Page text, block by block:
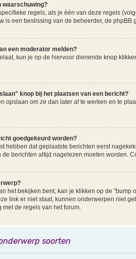
waarschuwing?
regels, als je één van deze regels
is een beslissing van de beheerder, de phpBB
een moderator melden?
kun je op de hiervoor dienende knop
knop bij het plaatsen van een bericht?
opslaan om ze dan later af te werken en te
goedgekeurd worden?
hebben dat geplaatste berichten eerst
de berichten altijd nagelezen moeten worden.
het bekijken bent, kan je klikken op de
link er niet staat, kunnen onderwerpen niet
de regels van het forum.
soorten